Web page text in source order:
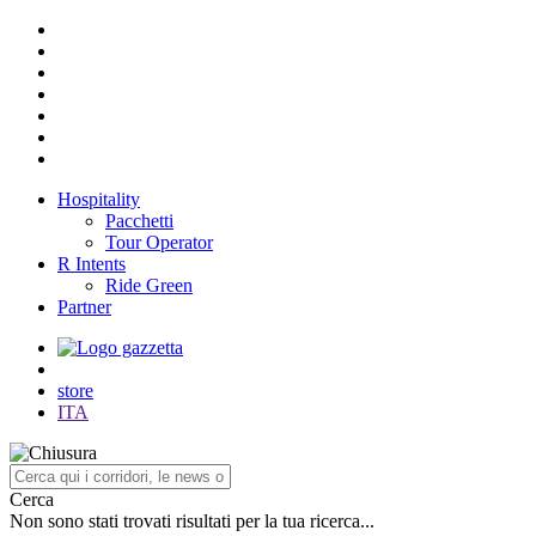
Hospitality
Pacchetti
Tour Operator
R Intents
Ride Green
Partner
store
ITA
Cerca
Non sono stati trovati risultati per la tua ricerca...